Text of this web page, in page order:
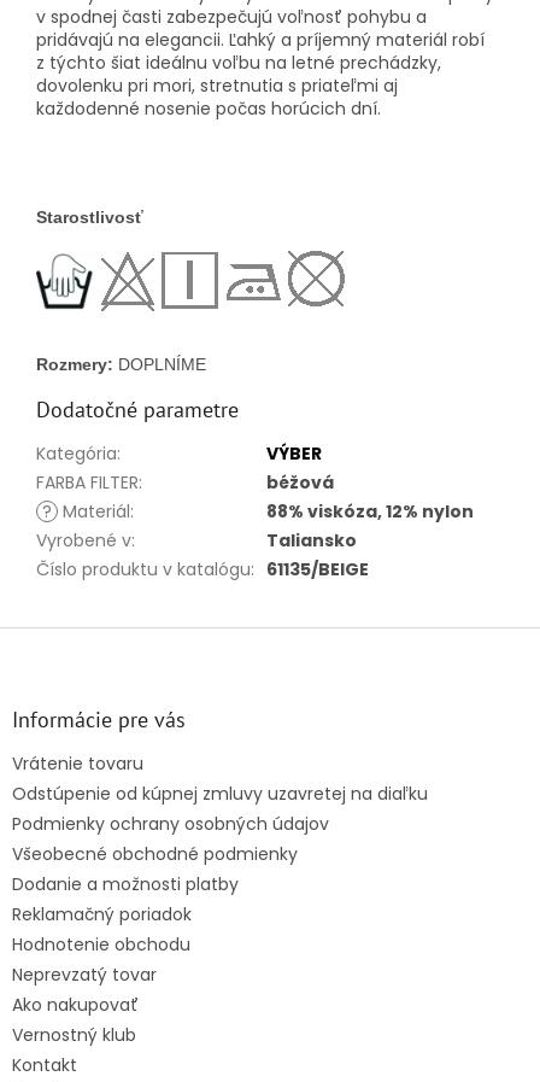
v spodnej časti zabezpečujú voľnosť pohybu a
pridávajú na elegancii. Ľahký a príjemný materiál robí
z týchto šiat ideálnu voľbu na letné prechádzky,
dovolenku pri mori, stretnutia s priateľmi aj
každodenné nosenie počas horúcich dní.
Starostlivosť
Rozmery: DOPLNÍME
Dodatočné parametre
Kategória:
VÝBER
FARBA FILTER:
béžová
? Materiál:
88% viskóza, 12% nylon
Vyrobené v:
Taliansko
Číslo produktu v katalógu: 61135/BEIGE
Z
Informácie pre vás
Vrátenie tovaru
Odstúpenie od kúpnej zmluvy uzavretej na diaľku
Podmienky ochrany osobných údajov
Všeobecné obchodné podmienky
Dodanie a možnosti platby
Reklamačný poriadok
Hodnotenie obchodu
Neprevzatý tovar
Ako nakupovať
Vernostný klub
Kontakt